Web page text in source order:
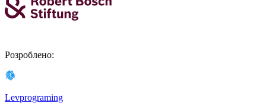
Розроблено:
Levprograming